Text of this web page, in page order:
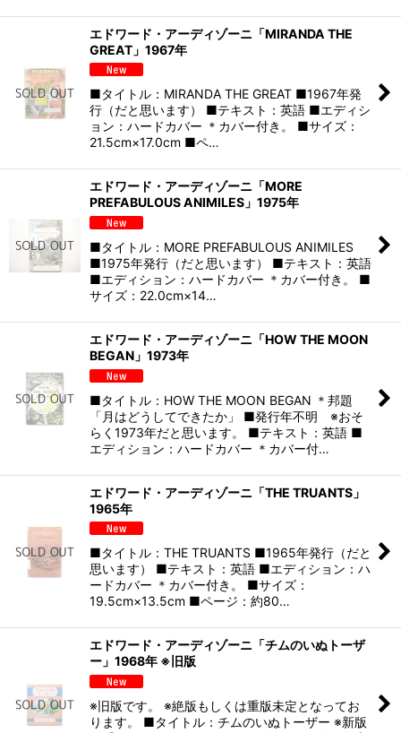
エドワード・アーディゾーニ「MIRANDA THE
GREAT」1967年
■タイトル：MIRANDA THE GREAT ■1967年発
行（だと思います） ■テキスト：英語 ■エディシ
ョン：ハードカバー ＊カバー付き。 ■サイズ：
21.5cm×17.0cm ■ペ…
エドワード・アーディゾーニ「MORE
PREFABULOUS ANIMILES」1975年
■タイトル：MORE PREFABULOUS ANIMILES
■1975年発行（だと思います） ■テキスト：英語
■エディション：ハードカバー ＊カバー付き。 ■
サイズ：22.0cm×14…
エドワード・アーディゾーニ「HOW THE MOON
BEGAN」1973年
■タイトル：HOW THE MOON BEGAN ＊邦題
「月はどうしてできたか」 ■発行年不明 ※おそ
らく1973年だと思います。 ■テキスト：英語 ■
エディション：ハードカバー ＊カバー付…
エドワード・アーディゾーニ「THE TRUANTS」
1965年
■タイトル：THE TRUANTS ■1965年発行（だと
思います） ■テキスト：英語 ■エディション：ハ
ードカバー ＊カバー付き。 ■サイズ：
19.5cm×13.5cm ■ページ：約80…
エドワード・アーディゾーニ「チムのいぬトーザ
ー」1968年 ※旧版
※旧版です。 ※絶版もしくは重版未定となってお
ります。 ■タイトル：チムのいぬトーザー ※新版